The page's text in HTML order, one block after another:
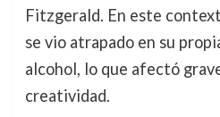
Fitzgerald. En este
se vio atrapado en su
alcohol, lo que afectó
creatividad.